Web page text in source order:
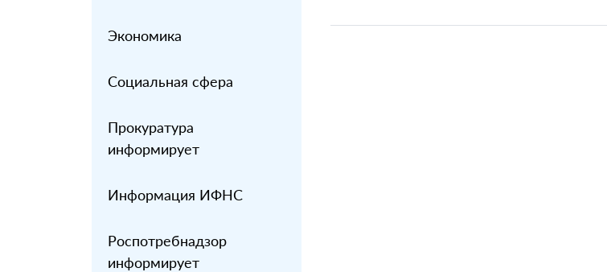
Экономика
Социальная сфера
Прокуратура
информирует
Информация ИФНС
Роспотребнадзор
информирует